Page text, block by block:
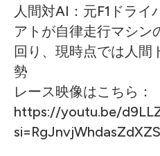
人間対AI：元F1ドライ
アトが自律走行マシン
回り、現時点では人間
勢
レース映像はこちら：
https://youtu.be/
si=RgJnvjWhdasZdXZS